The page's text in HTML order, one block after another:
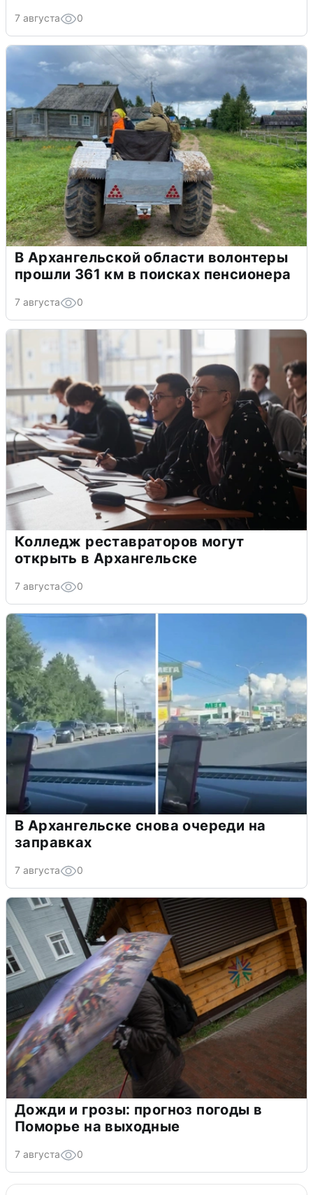
7 августа 0
В Архангельской области волонтеры
прошли 361 км в поисках пенсионера
7 августа 0
Колледж реставраторов могут
открыть в Архангельске
7 августа 0
В Архангельске снова очереди на
заправках
7 августа 0
Дожди и грозы: прогноз погоды в
Поморье на выходные
7 августа 0